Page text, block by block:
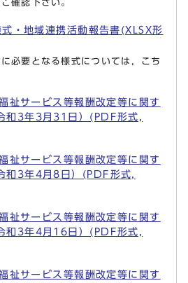
確認下さい。
式・地域連携活動報告書(XLSX形
必要となる様式については，こち
祉サービス等報酬改定等に関す
和3年3月31日）(PDF形式,
祉サービス等報酬改定等に関す
3年4月8日）(PDF形式,
祉サービス等報酬改定等に関す
和3年4月16日）(PDF形式,
祉サービス等報酬改定等に関す